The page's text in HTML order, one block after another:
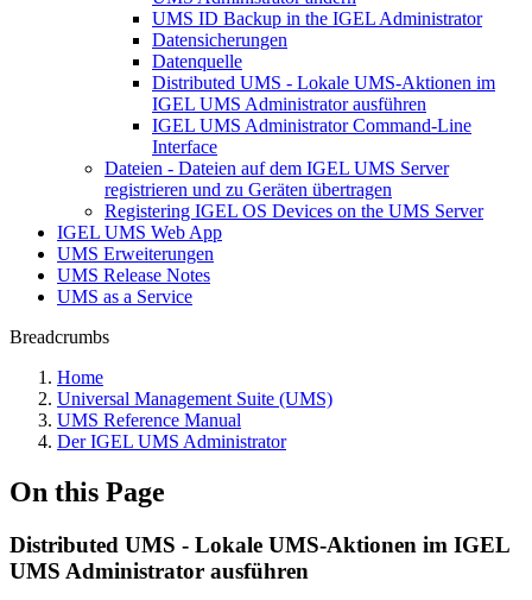
UMS ID Backup in the IGEL Administrator
Datensicherungen
Datenquelle
Distributed UMS - Lokale UMS-Aktionen im
IGEL UMS Administrator ausführen
IGEL UMS Administrator Command-Line
Interface
Dateien - Dateien auf dem IGEL UMS Server
registrieren und zu Geräten übertragen
Registering IGEL OS Devices on the UMS Server
IGEL UMS Web App
UMS Erweiterungen
UMS Release Notes
UMS as a Service
Breadcrumbs
Home
Universal Management Suite (UMS)
UMS Reference Manual
Der IGEL UMS Administrator
On this Page
Distributed UMS - Lokale UMS-Aktionen im IGEL
UMS Administrator ausführen